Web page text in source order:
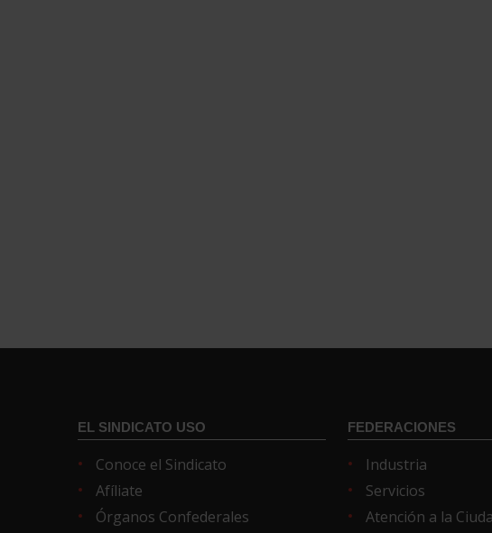
EL SINDICATO USO
Conoce el Sindicato
Afíliate
Órganos Confederales
FEDERACIONES
Industria
Servicios
Atención a la